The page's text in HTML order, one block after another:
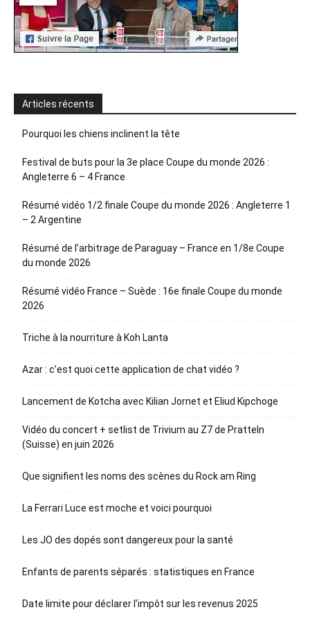
Articles récents
Pourquoi les chiens inclinent la tête
Festival de buts pour la 3e place Coupe du monde 2026 :
Angleterre 6 – 4 France
Résumé vidéo 1/2 finale Coupe du monde 2026 : Angleterre 1
– 2 Argentine
Résumé de l’arbitrage de Paraguay – France en 1/8e Coupe
du monde 2026
Résumé vidéo France – Suède : 16e finale Coupe du monde
2026
Triche à la nourriture à Koh Lanta
Azar : c’est quoi cette application de chat vidéo ?
Lancement de Kotcha avec Kilian Jornet et Eliud Kipchoge
Vidéo du concert + setlist de Trivium au Z7 de Pratteln
(Suisse) en juin 2026
Que signifient les noms des scènes du Rock am Ring
La Ferrari Luce est moche et voici pourquoi
Les JO des dopés sont dangereux pour la santé
Enfants de parents séparés : statistiques en France
Date limite pour déclarer l’impôt sur les revenus 2025